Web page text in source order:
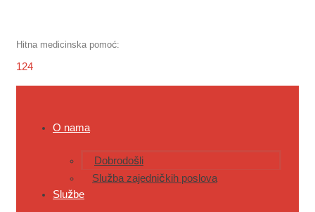
Hitna medicinska pomoć:
124
O nama
Dobrodošli
Služba zajedničkih poslova
Službe